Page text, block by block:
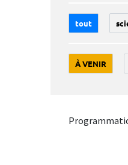
tout
À VENIR